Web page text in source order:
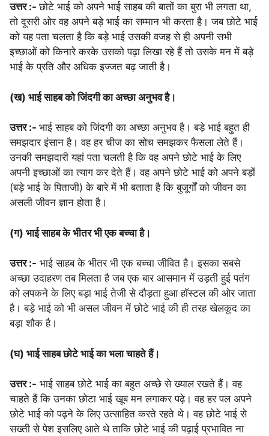
उत्तर :-छोटे भाई को अपने भाई साहब की बातों का बुरा भी लगता था,
तो दूसरी ओर वह अपने बड़े भाई का सम्मान भी करता है। जब छोटे भाई
को यह पता चलता है कि बड़े भाई उसकी वजह से ही अपनी सभी
इच्छाओं को किनारे करके उसको पढ़ा लिखा रहे हैं तो उसके मन में बड़े
भाई के प्रति और अधिक इज्जत बढ़ जाती है।
(ख) भाई साहब को जिंदगी का अच्छा अनुभव है।
उत्तर :- भाई साहब को जिंदगी का अच्छा अनुभव है। बड़े भाई बहुत ही
समझदार इंसान है। वह हर चीज का सोच समझकर फैसला लेते हैं।
उनकी समझदारी यहां पता चलती है कि वह अपने छोटे भाई के लिए
अपनी इच्छाओं का त्याग कर देते हैं। वह अपने छोटे भाई को अपने बड़ों
(बड़े भाई के पिताजी) के बारे में भी बताता है कि बुजूर्गों को जीवन का
असली जीवन ज्ञान होता है।
(ग) भाई साहब के भीतर भी एक बच्चा है।
उत्तर :- भाई साहब के भीतर भी एक बच्चा जीवित है। इसका सबसे
अच्छा उदाहरण तब मिलता है जब एक बार आसमान में उड़ती हुई पतंग
को लपकने के लिए बड़ा भाई तेजी से दौड़ता हुआ हाॅस्टल की ओर जाता
है। बड़े भाई को भी असल जीवन में छोटे भाई की ही तरह खेलकूद का
बड़ा शौक है।
(घ) भाई साहब छोटे भाई का भला चाहते हैं।
उत्तर :- भाई साहब छोटे भाई का बहुत अच्छे से ख्याल रखते हैं। वह
चाहते हैं कि उनका छोटा भाई खूब मन लगाकर पढ़े। वह हर पल अपने
छोटे भाई को पढ़ने के लिए उत्साहित करते रहते थे। वह छोटे भाई से
सख्ती से पेश इसलिए आते थे ताकि छोटे भाई की पढ़ाई प्रभावित ना